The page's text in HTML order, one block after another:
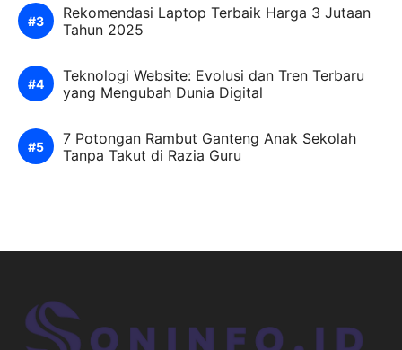
Rekomendasi Laptop Terbaik Harga 3 Jutaan
Tahun 2025
Teknologi Website: Evolusi dan Tren Terbaru
yang Mengubah Dunia Digital
7 Potongan Rambut Ganteng Anak Sekolah
Tanpa Takut di Razia Guru